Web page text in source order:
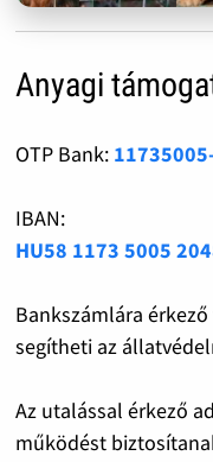
Anyagi
OTP Bank:
IBAN:
HU58 1173 5005
Bankszámlára
segítheti az
Az utalással érkező
működést